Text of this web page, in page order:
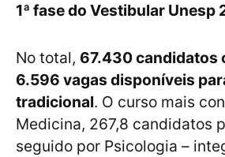
1ª fase do Vestibular Unesp
No total, 67.430 candidatos
6.596 vagas disponíveis
tradicional. O curso mais
Medicina, 267,8 candidatos
seguido por Psicologia –